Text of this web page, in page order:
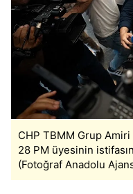
CHP TBMM Grup
28 PM üyesinin
(Fotoğraf Anadolu